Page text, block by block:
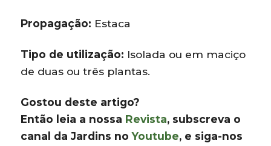
Propagação: Estaca
Tipo de utilização: Isolada ou em maciço
de duas ou três plantas.
Gostou deste artigo?
Então leia a nossa Revista, subscreva o
canal da Jardins noYoutube, e siga-nos